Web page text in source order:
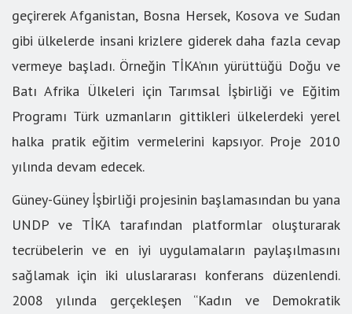
geçirerek Afganistan, Bosna Hersek, Kosova ve Sudan
gibi ülkelerde insani krizlere giderek daha fazla cevap
vermeye başladı. Örneğin TİKA’nın yürüttüğü Doğu ve
Batı Afrika Ülkeleri için Tarımsal İşbirliği ve Eğitim
Programı Türk uzmanların gittikleri ülkelerdeki yerel
halka pratik eğitim vermelerini kapsıyor. Proje 2010
yılında devam edecek.
Güney-Güney İşbirliği projesinin başlamasından bu yana
UNDP ve TİKA tarafından platformlar oluşturarak
tecrübelerin ve en iyi uygulamaların paylaşılmasını
sağlamak için iki uluslararası konferans düzenlendi.
2008 yılında gerçekleşen “Kadın ve Demokratik